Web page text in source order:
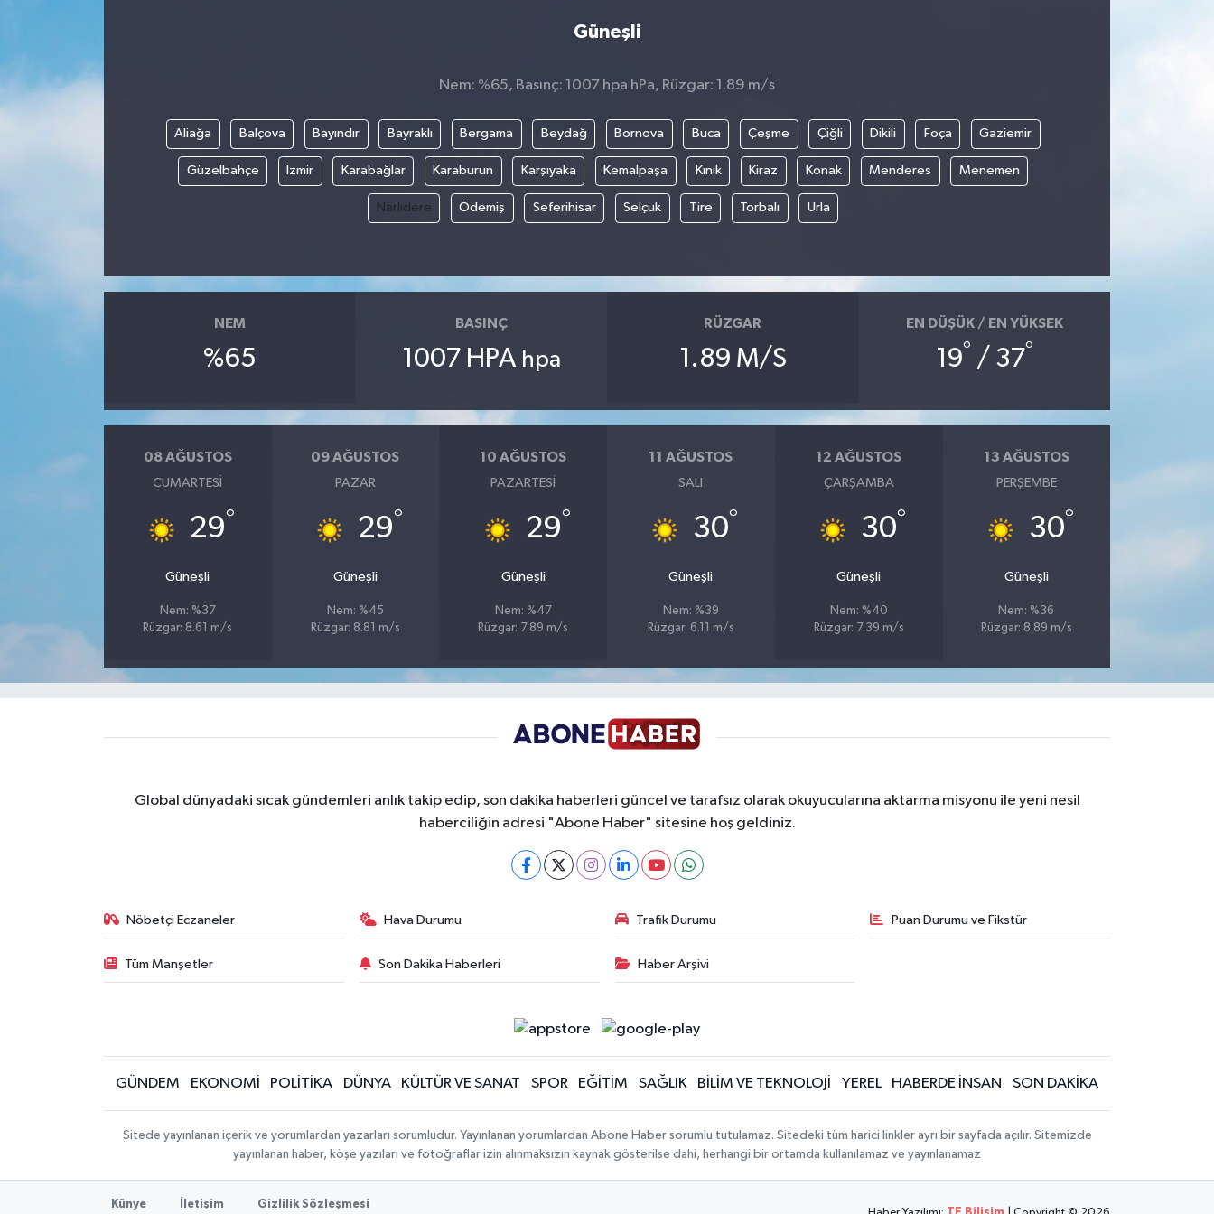
Güneşli
Nem: %65, Basınç: 1007 hpa hPa, Rüzgar: 1.89 m/s
Aliağa Balçova Bayındır Bayraklı Bergama Beydağ Bornova Buca Çeşme Çiğli Dikili Foça Gaziemir
Güzelbahçe İzmir Karabağlar Karaburun Karşıyaka Kemalpaşa Kınık Kiraz Konak Menderes Menemen
Narlıdere Ödemiş Seferihisar Selçuk Tire Torbalı Urla
NEM
%65
BASINÇ
1007 HPA hpa
RÜZGAR
1.89 M/S
EN DÜŞÜK / EN YÜKSEK
19° / 37°
08 AĞUSTOS
CUMARTESI
29°
Güneşli
Nem: %37
Rüzgar: 8.61 m/s
09 AĞUSTOS
PAZAR
29°
Güneşli
Nem: %45
Rüzgar: 8.81 m/s
10 AĞUSTOS
PAZARTESI
29°
Güneşli
Nem: %47
Rüzgar: 7.89 m/s
11 AĞUSTOS
SALI
30°
Güneşli
Nem: %39
Rüzgar: 6.11 m/s
12 AĞUSTOS
ÇARŞAMBA
30°
Güneşli
Nem: %40
Rüzgar: 7.39 m/s
13 AĞUSTOS
PERŞEMBE
30°
Güneşli
Nem: %36
Rüzgar: 8.89 m/s
Global dünyadaki sıcak gündemleri anlık takip edip, son dakika haberleri güncel ve tarafsız olarak okuyucularına aktarma misyonu ile yeni nesil
haberciliğin adresi "Abone Haber" sitesine hoş geldiniz.
Nöbetçi Eczaneler Hava Durumu Trafik Durumu Puan Durumu ve Fikstür
Tüm Manşetler Son Dakika Haberleri Haber Arşivi
GÜNDEM EKONOMİ POLİTİKA DÜNYA KÜLTÜR VE SANAT SPOR EĞİTİM SAĞLIK BİLİM VE TEKNOLOJİ YEREL HABERDE İNSAN SON DAKİKA
Sitede yayınlanan içerik ve yorumlardan yazarları sorumludur. Yayınlanan yorumlardan Abone Haber sorumlu tutulamaz. Sitedeki tüm harici linkler ayrı bir sayfada açılır. Sitemizde
yayınlanan haber, köşe yazıları ve fotoğraflar izin alınmaksızın kaynak gösterilse dahi, herhangi bir ortamda kullanılamaz ve yayınlanamaz
Künye İletişim Gizlilik Sözleşmesi
Genel
AboneHaber Özel